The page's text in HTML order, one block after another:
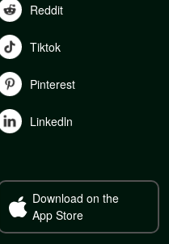
Reddit
Tiktok
Pinterest
Linkedln
Download on the
App Store